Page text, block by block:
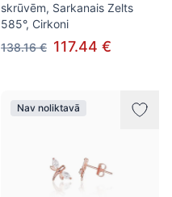
skrūvēm, Sarkanais Zelts
585°, Cirkoni
138.16 € 117.44 €
Nav noliktavā